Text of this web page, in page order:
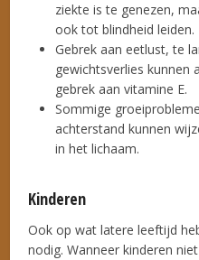
ziekte is te genezen,
ook tot blindheid leiden.
Gebrek aan eetlust, te
gewichtsverlies kunnen
gebrek aan vitamine E.
Sommige
achterstand kunnen
in het lichaam.
Kinderen
Ook op wat latere leeftijd
nodig. Wanneer kinderen